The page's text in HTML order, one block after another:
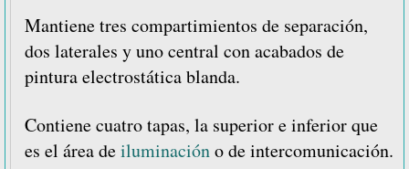
Mantiene tres compartimientos de separación,
dos laterales y uno central con acabados de
pintura electrostática blanda.
Contiene cuatro tapas, la superior e inferior que
es el área deiluminacióno de intercomunicación.